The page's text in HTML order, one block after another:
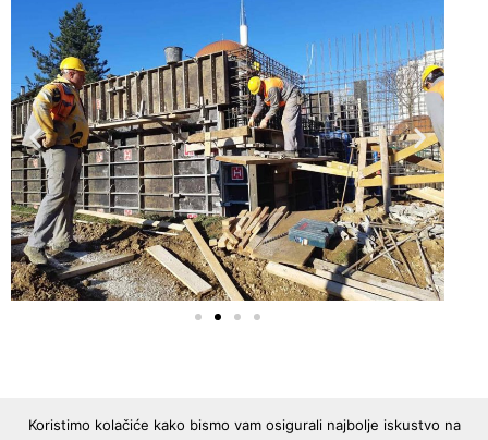
Koristimo kolačiće kako bismo vam osigurali najbolje iskustvo na